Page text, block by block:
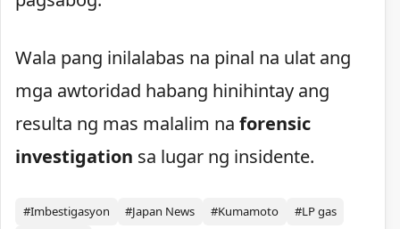
Wala pang inilalabas na pinal na ulat ang
mga awtoridad habang hinihintay ang
resulta ng mas malalim na forensic
investigation sa lugar ng insidente.
#Imbestigasyon #Japan News #Kumamoto
#LP gas